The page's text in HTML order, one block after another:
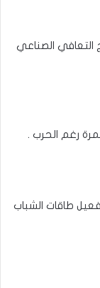
التعافي الصناعي
رغم الحرب .
طاقات الشباب